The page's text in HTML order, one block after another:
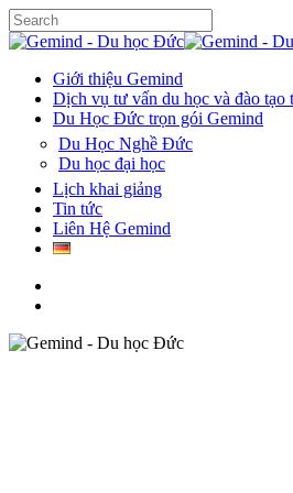
Skip
to
content
Close
search
Menu
Giới thiệu Gemind
Dịch vụ tư vấn du học và đào
Du Học Đức trọn gói Gemind
Du Học Nghề Đức
Du học đại học
Lịch khai giảng
Tin tức
Liên Hệ Gemind